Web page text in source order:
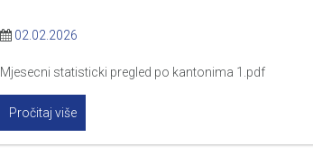
02.02.2026
Mjesecni statisticki pregled po kantonima 1.pdf
Pročitaj više